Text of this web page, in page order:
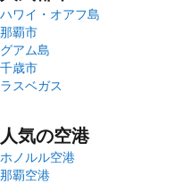
ハワイ・オアフ島
那覇市
グアム島
千歳市
ラスベガス
人気の空港
ホノルル空港
那覇空港